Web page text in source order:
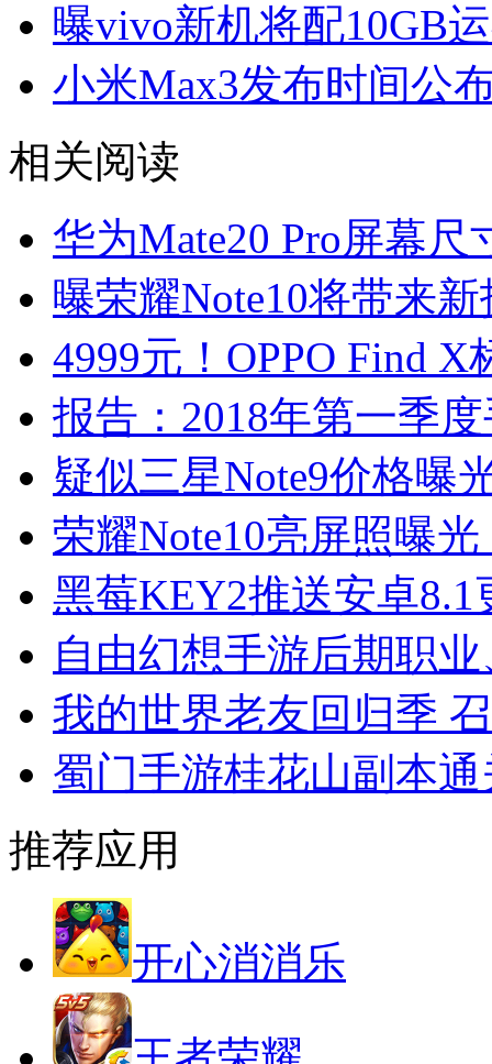
曝vivo新机将配10GB
小米Max3发布时间公
相关阅读
华为Mate20 Pro屏幕
曝荣耀Note10将带来
4999元！OPPO Find
报告：2018年第一季
疑似三星Note9价格曝
荣耀Note10亮屏照曝
黑莓KEY2推送安卓
自由幻想手游后期职
我的世界老友回归季
蜀门手游桂花山副本
推荐应用
开心消消乐